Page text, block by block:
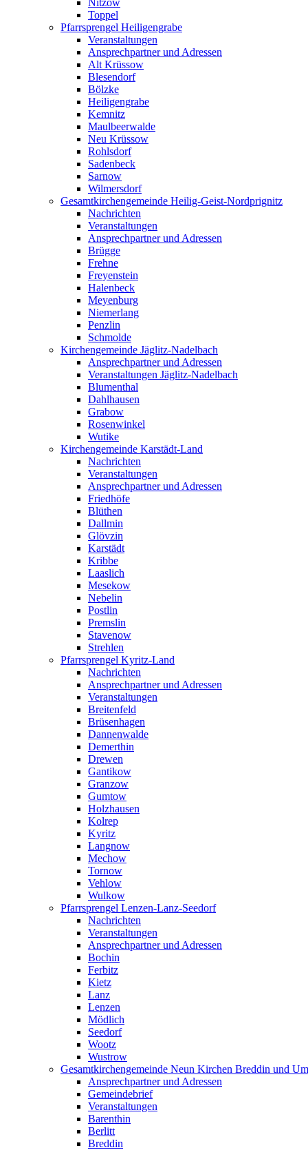
Nitzow
Toppel
Pfarrsprengel Heiligengrabe
Veranstaltungen
Ansprechpartner und Adressen
Alt Krüssow
Blesendorf
Bölzke
Heiligengrabe
Kemnitz
Maulbeerwalde
Neu Krüssow
Rohlsdorf
Sadenbeck
Sarnow
Wilmersdorf
Gesamtkirchengemeinde Heilig-Geist-Nordprignitz
Nachrichten
Veranstaltungen
Ansprechpartner und Adressen
Brügge
Frehne
Freyenstein
Halenbeck
Meyenburg
Niemerlang
Penzlin
Schmolde
Kirchengemeinde Jäglitz-Nadelbach
Ansprechpartner und Adressen
Veranstaltungen Jäglitz-Nadelbach
Blumenthal
Dahlhausen
Grabow
Rosenwinkel
Wutike
Kirchengemeinde Karstädt-Land
Nachrichten
Veranstaltungen
Ansprechpartner und Adressen
Friedhöfe
Blüthen
Dallmin
Glövzin
Karstädt
Kribbe
Laaslich
Mesekow
Nebelin
Postlin
Premslin
Stavenow
Strehlen
Pfarrsprengel Kyritz-Land
Nachrichten
Ansprechpartner und Adressen
Veranstaltungen
Breitenfeld
Brüsenhagen
Dannenwalde
Demerthin
Drewen
Gantikow
Granzow
Gumtow
Holzhausen
Kolrep
Kyritz
Langnow
Mechow
Tornow
Vehlow
Wulkow
Pfarrsprengel Lenzen-Lanz-Seedorf
Nachrichten
Veranstaltungen
Ansprechpartner und Adressen
Bochin
Ferbitz
Kietz
Lanz
Lenzen
Mödlich
Seedorf
Wootz
Wustrow
Gesamtkirchengemeinde Neun Kirchen Breddin und
Ansprechpartner und Adressen
Gemeindebrief
Veranstaltungen
Barenthin
Berlitt
Breddin